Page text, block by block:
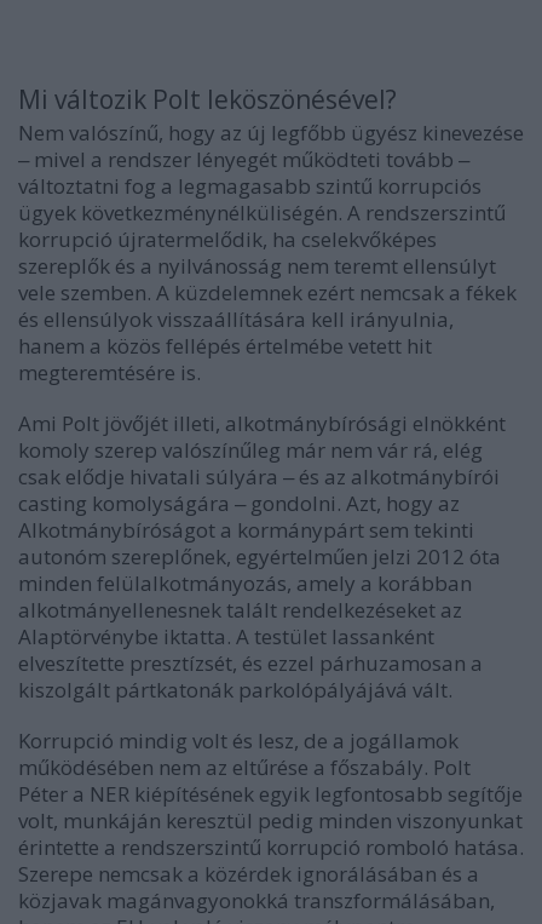
Mi változik Polt leköszönésével?
Nem valószínű, hogy az új legfőbb ügyész kinevezése
‒ mivel a rendszer lényegét működteti tovább ‒
változtatni fog a legmagasabb szintű korrupciós
ügyek következménynélküliségén. A rendszerszintű
korrupció újratermelődik, ha cselekvőképes
szereplők és a nyilvánosság nem teremt ellensúlyt
vele szemben. A küzdelemnek ezért nemcsak a fékek
és ellensúlyok visszaállítására kell irányulnia,
hanem a közös fellépés értelmébe vetett hit
megteremtésére is.
Ami Polt jövőjét illeti, alkotmánybírósági elnökként
komoly szerep valószínűleg már nem vár rá, elég
csak elődje hivatali súlyára ‒ és az alkotmánybírói
casting komolyságára ‒ gondolni. Azt, hogy az
Alkotmánybíróságot a kormánypárt sem tekinti
autonóm szereplőnek, egyértelműen jelzi 2012 óta
minden felülalkotmányozás, amely a korábban
alkotmányellenesnek talált rendelkezéseket az
Alaptörvénybe iktatta. A testület lassanként
elveszítette presztízsét, és ezzel párhuzamosan a
kiszolgált pártkatonák parkolópályájává vált.
Korrupció mindig volt és lesz, de a jogállamok
működésében nem az eltűrése a főszabály. Polt
Péter a NER kiépítésének egyik legfontosabb segítője
volt, munkáján keresztül pedig minden viszonyunkat
érintette a rendszerszintű korrupció romboló hatása.
Szerepe nemcsak a közérdek ignorálásában és a
közjavak magánvagyonokká transzformálásában,